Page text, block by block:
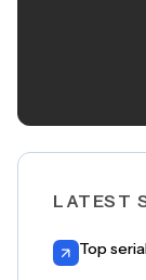
LATEST
Top